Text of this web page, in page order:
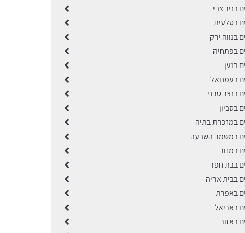
בניר צבי
בסלעית
בנווה ירק
בפתחיה
בנען
בעמנואל
בנצר סרני
בסביון
במזכרת בתיה
במשמר השבעה
במזור
בבת חפר
בבית אריה
באפרת
באריאל
באזור